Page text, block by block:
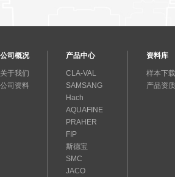
公司概况
关于我们
公司资料
产品中心
CLA-VAL
SAMSANG
Hach
AQUAFINE
PRAHER
FIP
斯德宝
SMC
JACO
资料库
样本下载
产品资质